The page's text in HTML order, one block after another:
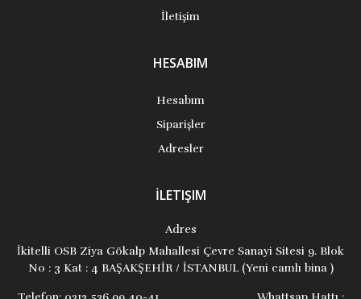
İletişim
HESABIM
Hesabım
Siparişler
Adresler
İLETIŞIM
Adres
İkitelli OSB Ziya Gökalp Mahallesi Çevre Sanayi Sitesi 9. Blok
No : 3 Kat : 4 BAŞAKŞEHİR / İSTANBUL (Yeni camlı bina )